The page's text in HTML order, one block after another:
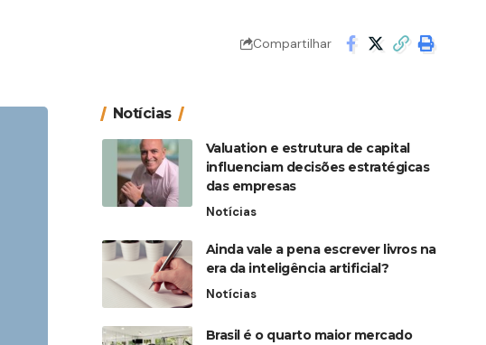
Compartilhar
Notícias
Valuation e estrutura de capital
influenciam decisões estratégicas
das empresas
Notícias
Ainda vale a pena escrever livros na
era da inteligência artificial?
Notícias
Brasil é o quarto maior mercado